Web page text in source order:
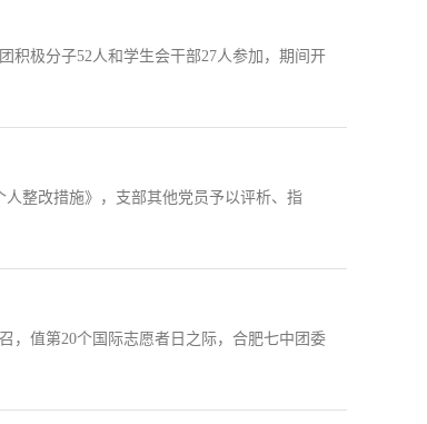
积极分子52人和学生会干部27人参加，期间开
整改措施》，支部其他党员予以评析、指
值第20个国际志愿者日之际，合肥七中团委